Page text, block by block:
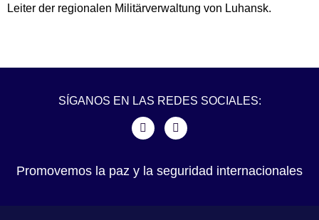
Leiter der regionalen Militärverwaltung von Luhansk.
SÍGANOS EN LAS REDES SOCIALES:
Promovemos la paz y la seguridad internacionales